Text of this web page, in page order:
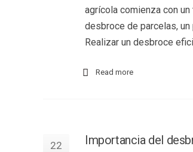
agrícola comienza con
desbroce de parcelas,
Realizar un desbroce
Read more
22 Importancia del